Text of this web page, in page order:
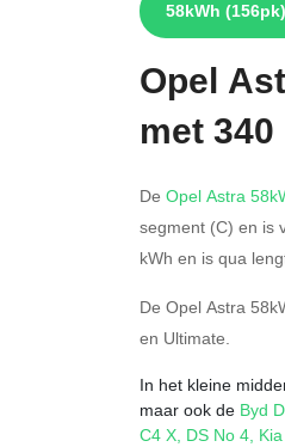
58kWh (156pk)
Opel
met
De Opel Astra
segment (C) en is
kWh en is qua
De Opel Astra
en Ultimate.
In het kleine
maar ook de Byd
C4 X, DS No 4,